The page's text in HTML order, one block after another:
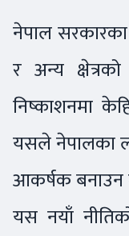
नेपाल
र अन्य
निष्काशनमा
यसले नेपालका
आकर्षक बनाउन
यस नयाँ